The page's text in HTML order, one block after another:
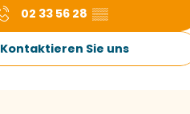
02 33 56 28 ▒▒
Kontaktieren Sie uns